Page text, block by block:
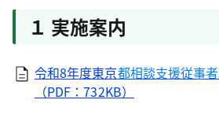
１ 実施案内
令和8年度東京都相談支援従事
（PDF：732KB）